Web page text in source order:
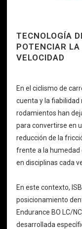
TECNOLOGÍA
POTENCIAR
VELOCIDAD
En el ciclismo de
cuenta y la fiabilidad
rodamientos han
para convertirse en
reducción de la
frente a la humedad
en disciplinas cada
En este contexto,
posicionamiento
Endurance BO LC/
desarrollada